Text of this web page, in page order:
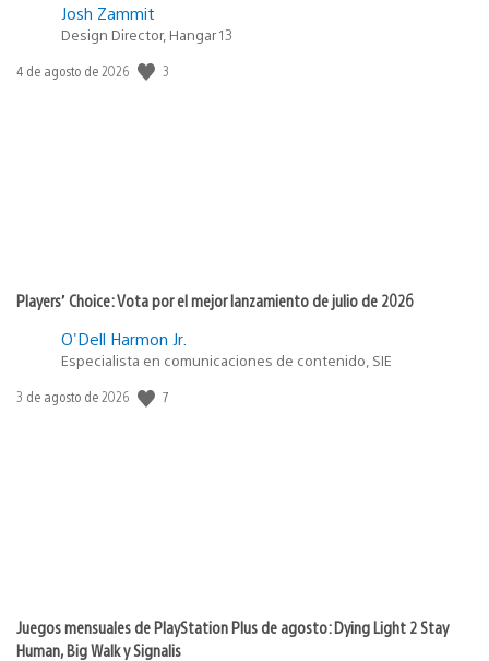
Josh Zammit
Design Director, Hangar 13
Fecha
4 de agosto de 2026 3
Players’ Choice: Vota por el mejor lanzamiento de julio de 2026
O'Dell Harmon Jr.
Especialista en comunicaciones de contenido, SIE
Fecha
3 de agosto de 2026 7
Juegos mensuales de PlayStation Plus de agosto: Dying Light 2 Stay
Human, Big Walk y Signalis